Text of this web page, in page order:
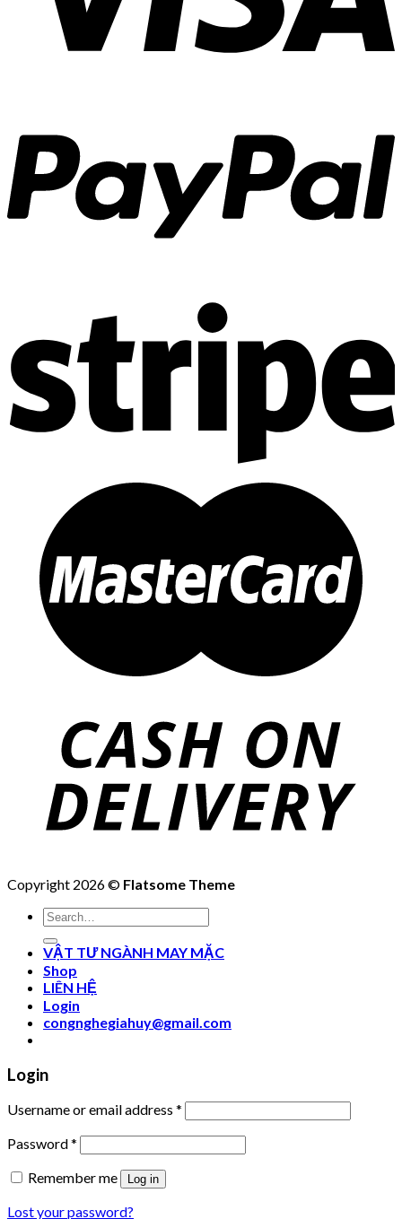
Copyright 2026 © Flatsome Theme
Search
for:
VẬT TƯ NGÀNH MAY MẶC
Shop
LIÊN HỆ
Login
congnghegiahuy@gmail.com
Login
Username or email address *
Password*
Remember me
Log in
Lost your password?